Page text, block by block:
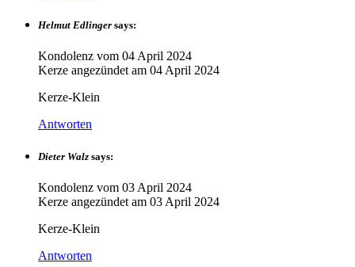
Helmut Edlinger says:
Kondolenz vom 04 April 2024
Kerze angezündet am 04 April 2024
Kerze-Klein
Antworten
Dieter Walz says:
Kondolenz vom 03 April 2024
Kerze angezündet am 03 April 2024
Kerze-Klein
Antworten